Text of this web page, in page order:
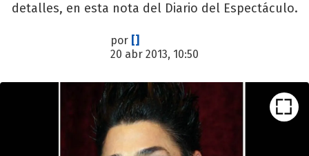
detalles, en esta nota del Diario del Espectáculo.
por []
20 abr 2013, 10:50